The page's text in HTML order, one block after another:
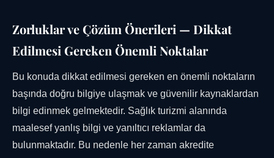
Zorluklar ve Çözüm Önerileri — Dikkat
Edilmesi Gereken Önemli Noktalar
Bu konuda dikkat edilmesi gereken en önemli noktaların
başında doğru bilgiye ulaşmak ve güvenilir kaynaklardan
bilgi edinmek gelmektedir. Sağlık turizmi alanında
maalesef yanlış bilgi ve yanıltıcı reklamlar da
bulunmaktadır. Bu nedenle her zaman akredite